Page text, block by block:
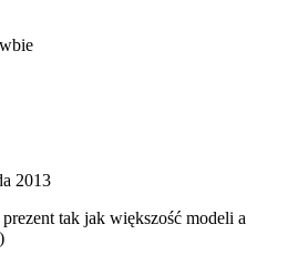
2013
tak jak większość modeli a